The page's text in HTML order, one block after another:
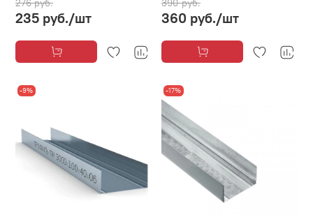
276 руб.
235 руб./шт
390 руб.
360 руб./шт
-9% -17%